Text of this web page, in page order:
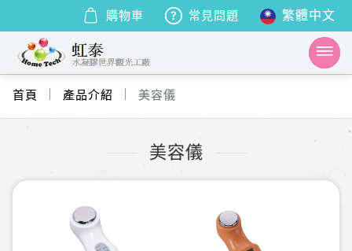
購物車 常見問題
首頁 產品介紹 美容儀
美容儀